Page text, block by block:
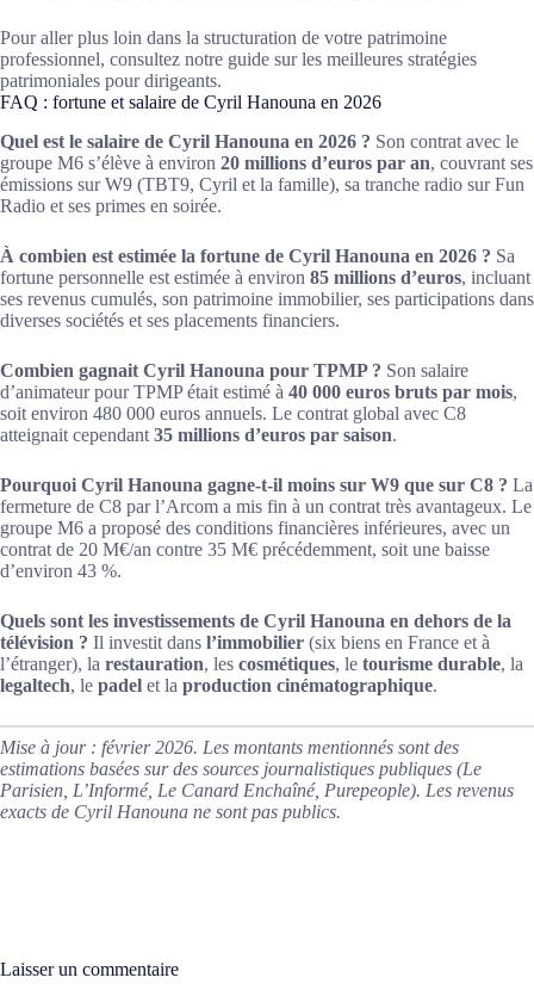
Pour aller plus loin dans la structuration de votre patrimoine
professionnel, consultez notre guide sur les meilleures stratégies
patrimoniales pour dirigeants.
FAQ : fortune et salaire de Cyril Hanouna en 2026
Quel est le salaire de Cyril Hanouna en 2026 ? Son contrat avec le
groupe M6 s’élève à environ 20 millions d’euros par an, couvrant ses
émissions sur W9 (TBT9, Cyril et la famille), sa tranche radio sur Fun
Radio et ses primes en soirée.
À combien est estimée la fortune de Cyril Hanouna en 2026 ? Sa
fortune personnelle est estimée à environ 85 millions d’euros, incluant
ses revenus cumulés, son patrimoine immobilier, ses participations dans
diverses sociétés et ses placements financiers.
Combien gagnait Cyril Hanouna pour TPMP ? Son salaire
d’animateur pour TPMP était estimé à 40 000 euros bruts par mois,
soit environ 480 000 euros annuels. Le contrat global avec C8
atteignait cependant 35 millions d’euros par saison.
Pourquoi Cyril Hanouna gagne-t-il moins sur W9 que sur C8 ? La
fermeture de C8 par l’Arcom a mis fin à un contrat très avantageux. Le
groupe M6 a proposé des conditions financières inférieures, avec un
contrat de 20 M€/an contre 35 M€ précédemment, soit une baisse
d’environ 43 %.
Quels sont les investissements de Cyril Hanouna en dehors de la
télévision ? Il investit dans l’immobilier (six biens en France et à
l’étranger), la restauration, les cosmétiques, le tourisme durable, la
legaltech, le padel et la production cinématographique.
Mise à jour : février 2026. Les montants mentionnés sont des
estimations basées sur des sources journalistiques publiques (Le
Parisien, L’Informé, Le Canard Enchaîné, Purepeople). Les revenus
exacts de Cyril Hanouna ne sont pas publics.
Laisser un commentaire